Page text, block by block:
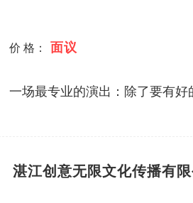
价 格： 面议
一场最专业的演出：除了要有
湛江创意无限文化传播有